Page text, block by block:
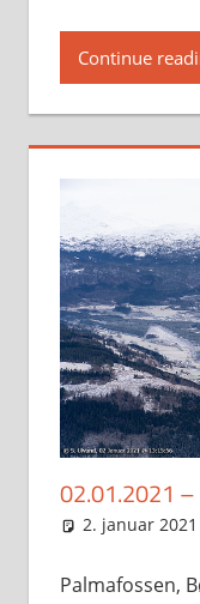
Continue
02.01.2021 –
2. januar 2021
Palmafossen,